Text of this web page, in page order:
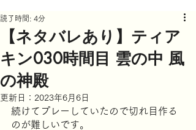
【ネタバレあり】ティア
キン030時間目 雲の中 風
の神殿
読了時間: 4分
更新日： 2023年6月6日
続けてプレーしていたので切れ目作る
のが難しいです。